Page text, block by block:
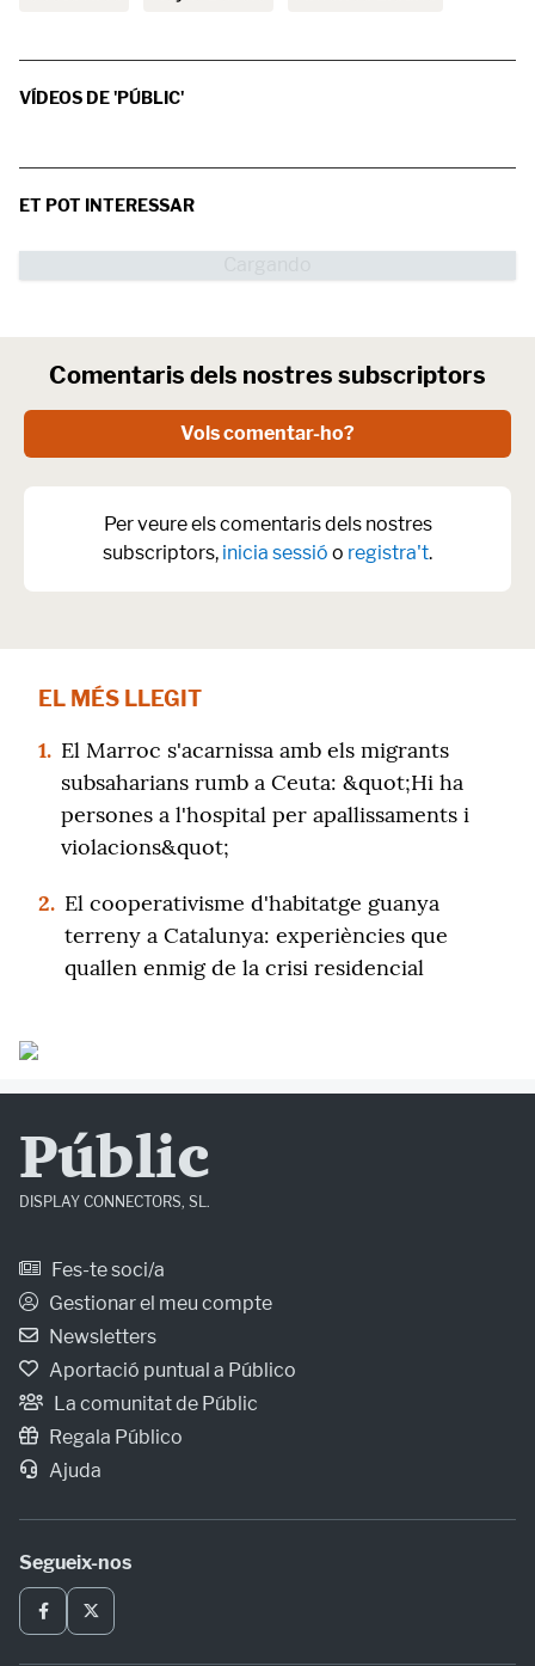
VÍDEOS DE 'PÚBLIC'
ET POT INTERESSAR
Comentaris dels nostres subscriptors
Vols comentar-ho?
Per veure els comentaris dels nostres
subscriptors, inicia sessió o registra't.
EL MÉS LLEGIT
1. El Marroc s'acarnissa amb els migrants
subsaharians rumb a Ceuta: &quot;Hi ha
persones a l'hospital per apallissaments i
violacions&quot;
2. El cooperativisme d'habitatge guanya
terreny a Catalunya: experiències que
quallen enmig de la crisi residencial
Públic
DISPLAY CONNECTORS, SL.
Fes-te soci/a
Gestionar el meu compte
Newsletters
Aportació puntual a Público
La comunitat de Públic
Regala Público
Ajuda
Segueix-nos